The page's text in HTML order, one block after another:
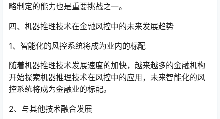
略制定的能力也是重要挑战之一。
四、机器推理技术在金融风控中的未来发展趋势
1、智能化的风控系统将成为业内的标配
随着机器推理技术发展速度的加快，越来越多的金融机构
开始探索机器推理技术在风控中的应用，未来智能化的风
控系统将成为金融业的标配。
2、与其他技术融合发展